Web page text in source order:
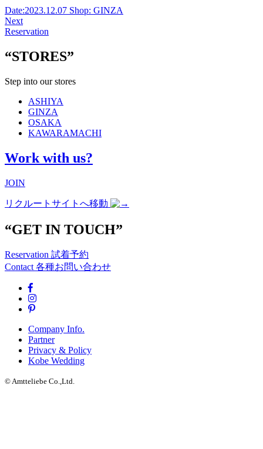
Date:2023.12.07 Shop: GINZA
Next
Reservation
“STORES”
Step into our stores
ASHIYA
GINZA
OSAKA
KAWARAMACHI
Work with us?
JOIN
リクルートサイトへ移動
“GET IN TOUCH”
Reservation 試着予約
Contact各種お問い合わせ
Company Info.
Partner
Privacy & Policy
Kobe Wedding
© Amtteliebe Co.,Ltd.